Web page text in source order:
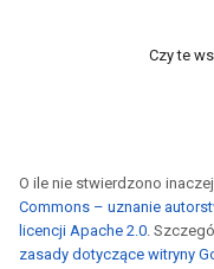
Czy te
O ile nie stwierdzono
Commons – uznanie
licencji Apache 2.0.
zasady dotyczące witryny